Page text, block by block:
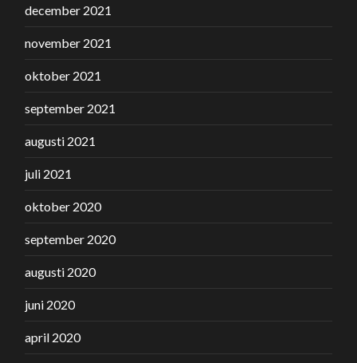
december 2021
november 2021
oktober 2021
september 2021
augusti 2021
juli 2021
oktober 2020
september 2020
augusti 2020
juni 2020
april 2020